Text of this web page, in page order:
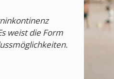
weist die Form